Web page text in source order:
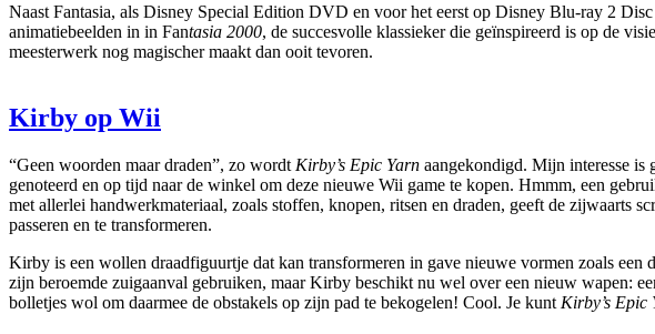
Naast Fantasia, als Disney Special Edition DVD en voor het eerst op Disney Blu-ray 2
animatiebeelden in in Fantasia 2000, de succesvolle klassieker die geïnspireerd is op de
meesterwerk nog magischer maakt dan ooit tevoren.
Kirby op Wii
“Geen woorden maar draden”, zo wordt Kirby’s Epic Yarn aangekondigd. Mijn interesse is
genoteerd en op tijd naar de winkel om deze nieuwe Wii game te kopen. Hmmm, een
met allerlei handwerkmateriaal, zoals stoffen, knopen, ritsen en draden, geeft de zijwaarts
passeren en te transformeren.
Kirby is een wollen draadfiguurtje dat kan transformeren in gave nieuwe vormen zoals
zijn beroemde zuigaanval gebruiken, maar Kirby beschikt nu wel over een nieuw wapen:
bolletjes wol om daarmee de obstakels op zijn pad te bekogelen! Cool. Je kunt Kirby’s Epic